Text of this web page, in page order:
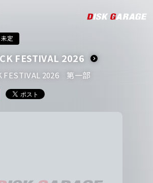
未定
FESTIVAL 2026
FESTIVAL 2026 第一部